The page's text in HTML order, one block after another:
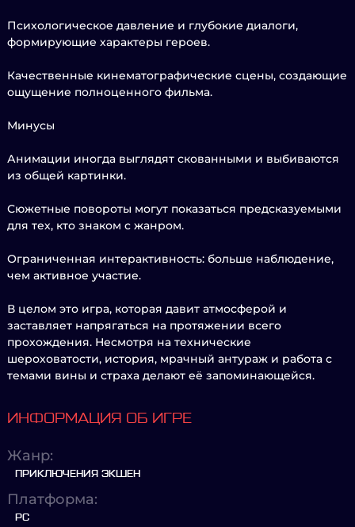
Психологическое давление и глубокие диалоги,
формирующие характеры героев.
Качественные кинематографические сцены, создающие
ощущение полноценного фильма.
Минусы
Анимации иногда выглядят скованными и выбиваются
из общей картинки.
Сюжетные повороты могут показаться предсказуемыми
для тех, кто знаком с жанром.
Ограниченная интерактивность: больше наблюдение,
чем активное участие.
В целом это игра, которая давит атмосферой и
заставляет напрягаться на протяжении всего
прохождения. Несмотря на технические
шероховатости, история, мрачный антураж и работа с
темами вины и страха делают её запоминающейся.
ИНФОРМАЦИЯ ОБ ИГРЕ
Жанр:
ПРИКЛЮЧЕНИЯ ЭКШЕН
Платформа:
PC